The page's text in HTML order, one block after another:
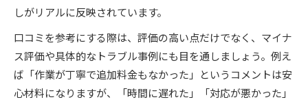
しがリアルに反映されています。
口コミを参考にする際は、評価の高い点だけでなく、マイナ
ス評価や具体的なトラブル事例にも目を通しましょう。例え
ば「作業が丁寧で追加料金もなかった」というコメントは安
心材料になりますが、「時間に遅れた」「対応が悪かった」